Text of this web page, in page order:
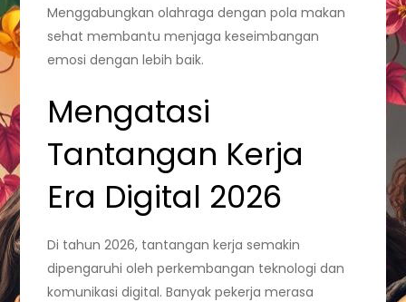
Menggabungkan olahraga dengan pola makan
sehat membantu menjaga keseimbangan
emosi dengan lebih baik.
Mengatasi
Tantangan Kerja
Era Digital 2026
Di tahun 2026, tantangan kerja semakin
dipengaruhi oleh perkembangan teknologi dan
komunikasi digital. Banyak pekerja merasa